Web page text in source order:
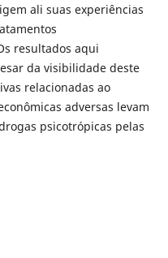
ali suas experiências
resultados aqui
da visibilidade deste
relacionadas ao
adversas levam
psicotrópicas pelas